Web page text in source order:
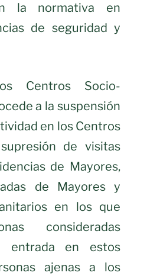
la normativa en
de seguridad y
Centros Socio-
a la suspensión
en los Centros
de visitas
de Mayores,
de Mayores y
en los que
consideradas
entrada en estos
ajenas a los